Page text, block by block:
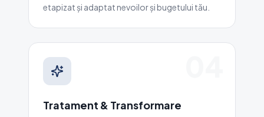
etapizat și adaptat nevoilor și bugetului tău.
Tratament & Transformare